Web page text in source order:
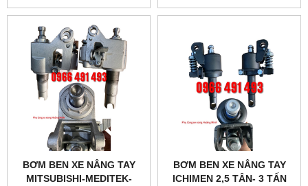
BƠM BEN XE NÂNG TAY
MITSUBISHI-MEDITEK-
BƠM BEN XE NÂNG TAY
ICHIMEN 2,5 TÂN- 3 TẤN